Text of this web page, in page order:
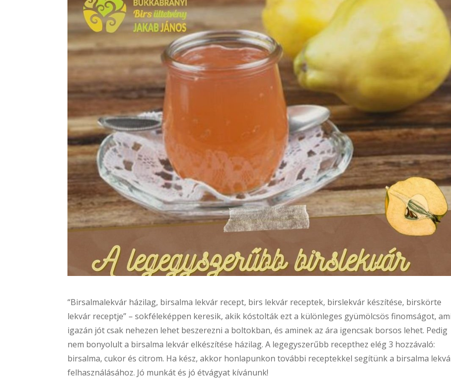
“Birsalmalekvár házilag, birsalma lekvár recept, birs lekvár receptek, birslekvár készítése, birskörte
lekvár receptje” – sokféleképpen keresik, akik kóstolták ezt a különleges gyümölcsös finomságot,
igazán jót csak nehezen lehet beszerezni a boltokban, és aminek az ára igencsak borsos lehet. Pedig
nem bonyolult a birsalma lekvár elkészítése házilag. A legegyszerűbb recepthez elég 3 hozzávaló:
birsalma, cukor és citrom. Ha kész, akkor honlapunkon további receptekkel segítünk a birsalma
felhasználásához. Jó munkát és jó étvágyat kívánunk!